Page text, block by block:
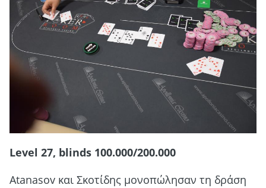
Level 27, blinds 100.000/200.000
Αtanasov και Σκοτίδης μονοπώλησαν τη δράση